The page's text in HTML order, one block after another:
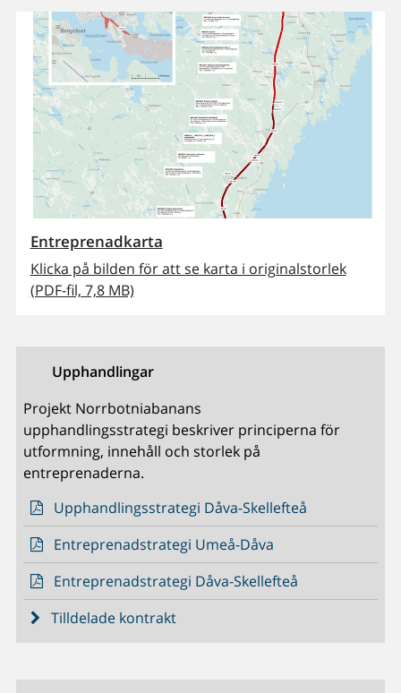
Entreprenadkarta
Klicka på bilden för att se karta i originalstorlek
(PDF-fil, 7,8 MB)
Upphandlingar
Projekt Norrbotniabanans
upphandlingsstrategi beskriver principerna för
utformning, innehåll och storlek på
entreprenaderna.
Upphandlingsstrategi Dåva-Skellefteå
Entreprenadstrategi Umeå-Dåva
Entreprenadstrategi Dåva-Skellefteå
Tilldelade kontrakt